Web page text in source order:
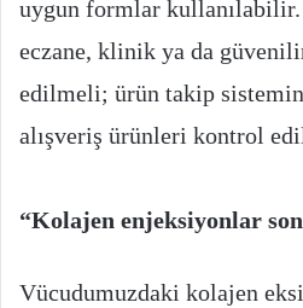
uygun formlar
eczane, klinik ya da
edilmeli; ürün takip
alışveriş ürünleri kontrol
“Kolajen enjeksiyonlar
Vücudumuzdaki kolajen